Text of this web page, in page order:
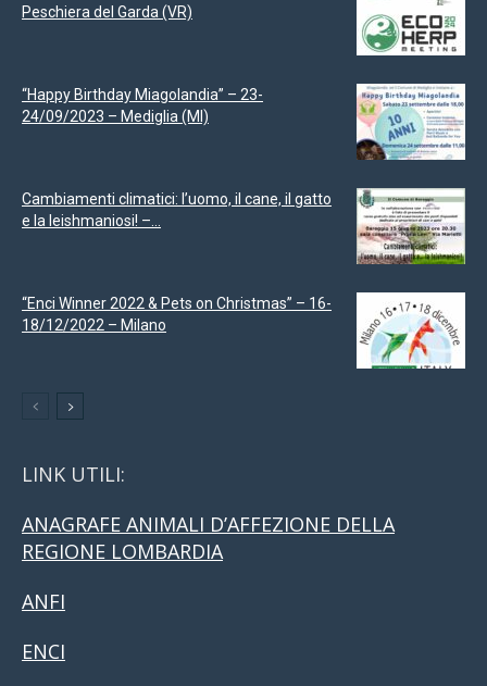
Peschiera del Garda (VR)
“Happy Birthday Miagolandia” – 23-
24/09/2023 – Mediglia (MI)
Cambiamenti climatici: l’uomo, il cane, il gatto
e la leishmaniosi! –...
“Enci Winner 2022 & Pets on Christmas” – 16-
18/12/2022 – Milano
LINK UTILI:
ANAGRAFE ANIMALI D’AFFEZIONE DELLA
REGIONE LOMBARDIA
ANFI
ENCI